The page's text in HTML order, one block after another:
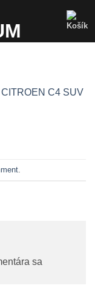
CITROEN C4 SUV
sa